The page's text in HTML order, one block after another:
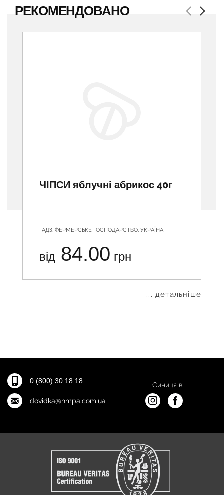
РЕКОМЕНДОВАНО Previous
ЧІПСИ яблучні абрикос 40г
ГАДЗ, ФЕРМЕРСЬКЕ ГОСПОДАРСТВО, УКРАЇНА
від 84.00 грн
... детальніше
Next
0 (800) 30 18 18
dovidka@hmpa.com.ua
Синиця в: